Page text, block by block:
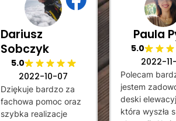
Dariusz
Sobczyk
5.0
2022-10-07
Dziękuje bardzo za
fachowa pomoc oraz
szybka realizacje
Paula
5.0
2022-
Polecam
jestem
deski
która wyszła